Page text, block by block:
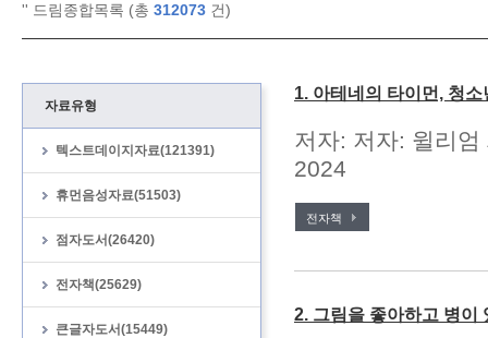
'' 드림종합목록 (총 312073 건)
자료유형
텍스트데이지자료(121391)
휴먼음성자료(51503)
점자도서(26420)
전자책(25629)
큰글자도서(15449)
1. 아테네의 타이먼, 청
저자: 저자: 윌리
2024
전자책
2. 그림을 좋아하고 병이